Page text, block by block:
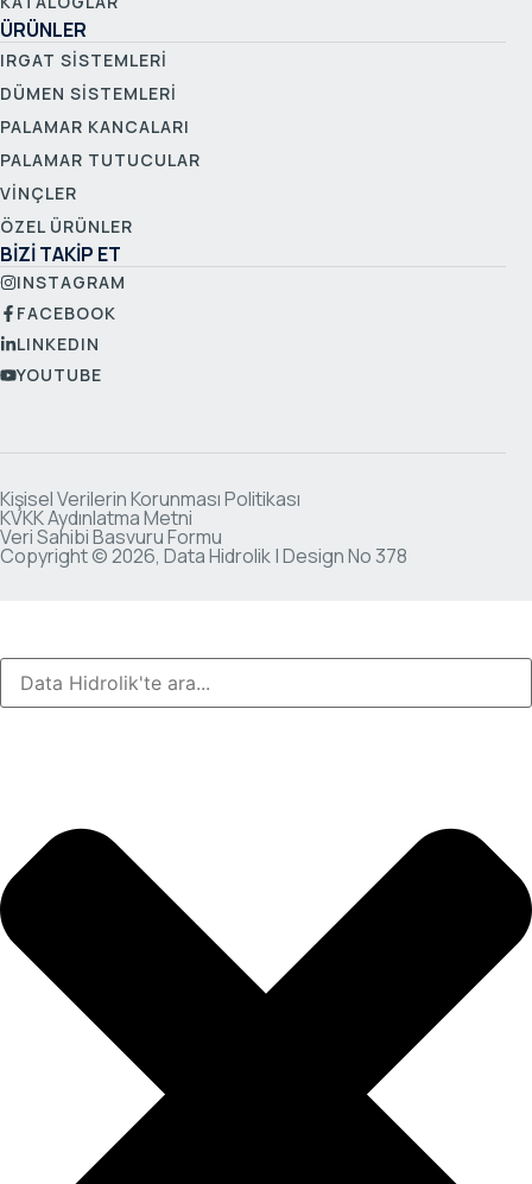
ÜRÜNLER
IRGAT SISTEMLERI
DÜMEN SISTEMLERI
PALAMAR KANCALARI
PALAMAR TUTUCULAR
VINÇLER
ÖZEL ÜRÜNLER
BİZİ TAKİP ET
INSTAGRAM
FACEBOOK
LINKEDIN
YOUTUBE
Copyright © 2026, Data Hidrolik | DesignNo 378
Kişisel Verilerin Korunması Politikası
KVKK Aydınlatma Metni
Veri Sahibi Basvuru Formu